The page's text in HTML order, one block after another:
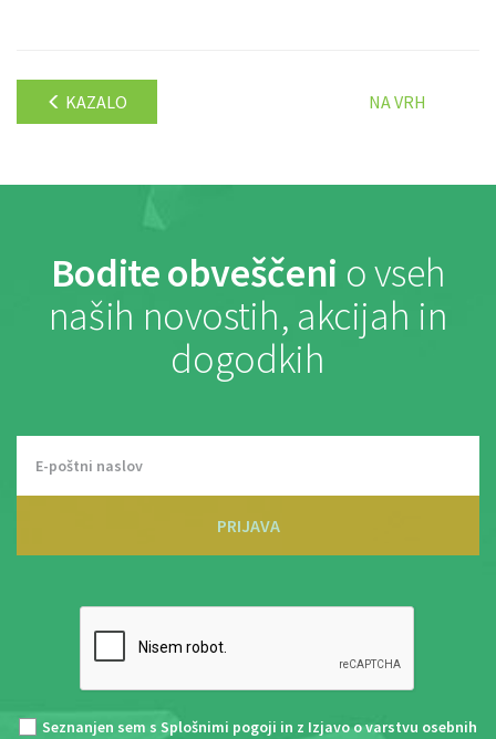
KAZALO NA VRH
Bodite obveščeni o vseh
naših novostih, akcijah in
dogodkih
PRIJAVA
Seznanjen sem s Splošnimi pogoji in z Izjavo o varstvu osebnih